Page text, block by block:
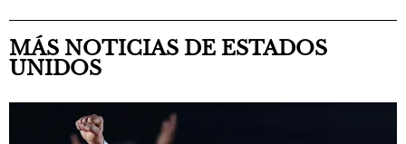
MÁS NOTICIAS DE ESTADOS
UNIDOS